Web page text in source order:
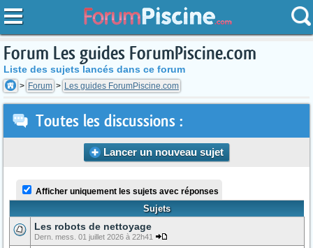
Forum Les guides ForumPiscine.com
Liste des sujets lancés dans ce forum
Forum Les guides ForumPiscine.com
Toutes les discussions :
Lancer un nouveau sujet
Afficher uniquement les sujets avec réponses
Sujets
Les robots de nettoyage
Dern. mess. 01 juillet 2026 à 22h41